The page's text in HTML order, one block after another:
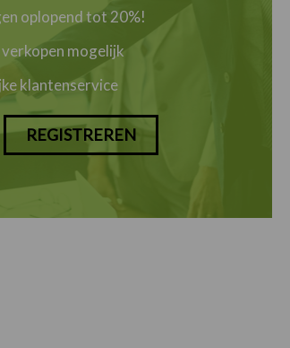
oplopend tot 20%!
mogelijk
klantenservice
REGISTREREN